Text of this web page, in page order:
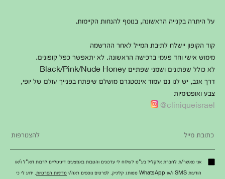
על היתרה בקנייה הראשונה, בנוסף להנחות הקיימות.
קוד הקופון יישלח לתיבת המייל לאחר ההרשמה
מימוש אישי וחד פעמי ברכישה הראשונה. לא יתאפשר כפל קופונים.
לא כולל שפתונים ושמני שפתיים Black/Pink/Nude Honey
דרך אגב, יש לנו גם עמוד אינסטגרם מושלם שיפתח בפנייך עולם של יופי,
צבע ואופטימיות
cliniqueisrael@
אני מאשר/ת לחברת אלקליל בע"מ לשלוח לי עדכונים והטבות באמצעים דיגיטליים לרבות דוא"ל ו/או
הודעות SMS ו/או WhatsApp ממותג קליניק. לפרטים נוספים ראה/י
מדיניות הפרטיות . ידוע לי כי